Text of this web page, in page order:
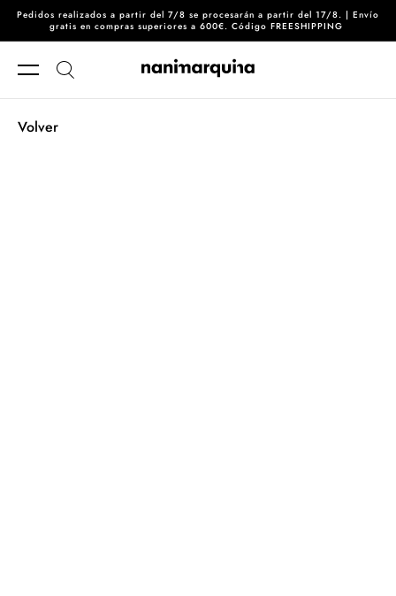
Ir directamente al contenido
Pedidos realizados a partir del 7/8 se procesarán a partir del 17/8. | Envío
gratis en compras superiores a 600€. Código FREESHIPPING
Volver